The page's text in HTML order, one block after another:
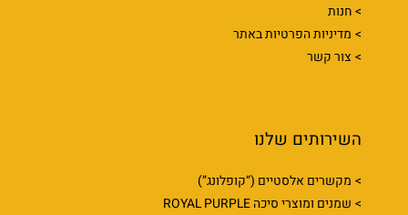
חנות
מדיניות הפרטיות באתר
צור קשר
השירותים שלנו
מקשרים אלסטיים (“קופלונג”)
שמנים ומוצרי סיכה ROYAL PURPLE